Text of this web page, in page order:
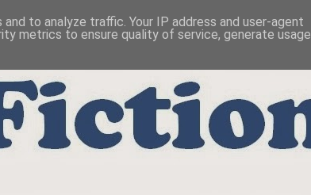
to analyze traffic. Your IP address and user-agent
metrics to ensure quality of service, generate usage